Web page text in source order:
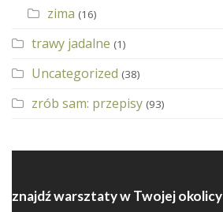
zima (16)
trawy jadalne (1)
Uncategorized (38)
zrób sam: przepisy (93)
znajdź warsztaty w Twojej okolicy